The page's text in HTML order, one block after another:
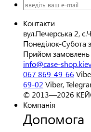
Контакти
вул.Печерська 2,
Понеділок-Субота
Прийом замовлень
info@case-
067 869-49-66
69-02 Viber,
© 2013—2026
Компанія
Допомога